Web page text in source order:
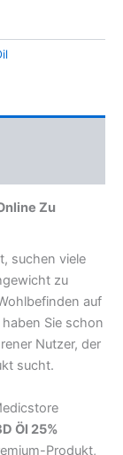
Zu
suchen viele
zu
auf
Sie schon
Nutzer, der
sucht.
Öl 25%
Produkt,